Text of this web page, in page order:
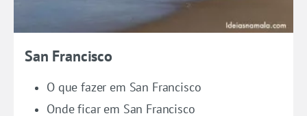
San Francisco
O que fazer em San Francisco
Onde ficar em San Francisco